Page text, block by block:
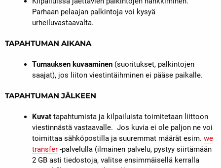
Parhaan pelaajan palkintoja voi kysyä
urheiluvastaavalta.
TAPAHTUMAN AIKANA
Turnauksen kuvaaminen (suoritukset, palkintojen
saajat), jos liiton viestintäihminen ei pääse paikalle.
TAPAHTUMAN JÄLKEEN
Kuvat tapahtumista ja kilpailuista toimitetaan liittoon
viestinnästä vastaavalle. Jos kuvia ei ole paljon ne voi
toimittaa sähköpostilla ja suuremmat määrät esim. we
transfer -palvelulla (ilmainen palvelu, pystyy siirtämään
2 GB asti tiedostoja, valitse ensimmäisellä kerralla